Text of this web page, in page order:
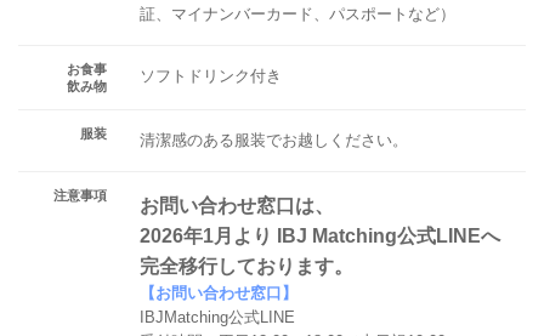
証、マイナンバーカード、パスポートなど）
お食事
飲み物
ソフトドリンク付き
服装 清潔感のある服装でお越しください。
注意事項
お問い合わせ窓口は、
2026年1月より IBJ Matching公式LINEへ
完全移行しております。
【お問い合わせ窓口】
IBJMatching公式LINE